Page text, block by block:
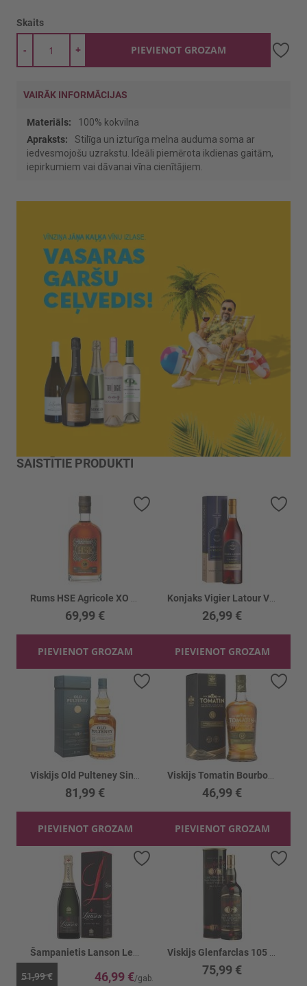
Skaits
+
- PIEVIENOT GROZAM
VAIRĀK INFORMĀCIJAS
Vairāk
informācijas
100% kokvilna
Stilīga un izturīga melna auduma soma ar
iedvesmojošu uzrakstu. Ideāli piemērota ikdienas gaitām,
iepirkumiem vai dāvanai vīna cienītājiem.
SAISTĪTIE PRODUKTI
69,99 €
PIEVIENOT GROZAM
Pievienot vēlmju sarakstam
26,99 €
PIEVIENOT GROZAM
81,99 €
PIEVIENOT GROZAM
Pievienot vēlmju sarakstam
46,99 €
PIEVIENOT GROZAM
51,99 € 46,99 €
Pievienot vēlmju sarakstam
75,99 €